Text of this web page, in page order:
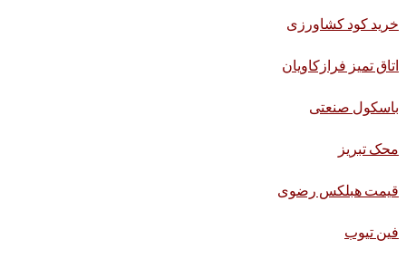
خرید کود کشاورزی
اتاق تمیز فرازکاویان
باسکول صنعتی
محک تبریز
قیمت هبلکس رضوی
فین تیوب